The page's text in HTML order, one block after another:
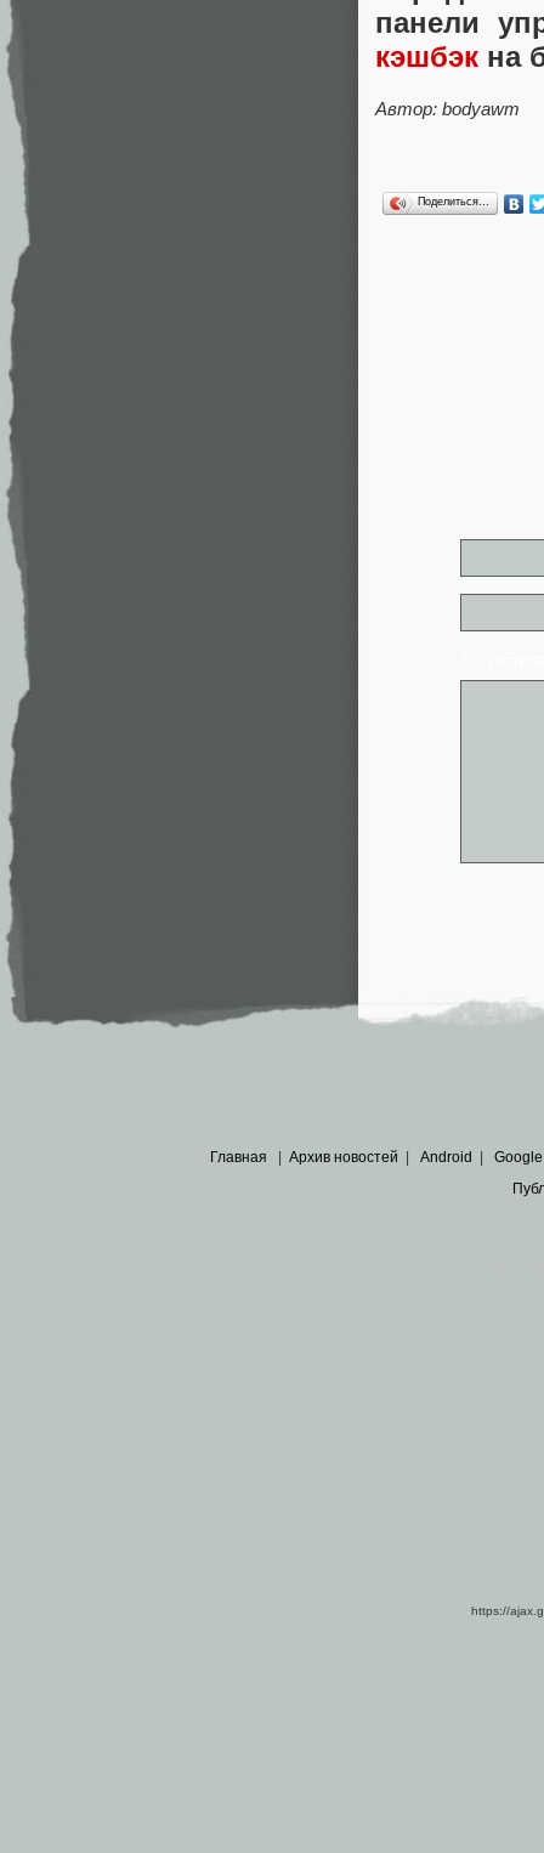
панели
кэшбэк на
Автор: bodyawm
Поделиться…
Главная | Архив новостей | Android | Google
https://